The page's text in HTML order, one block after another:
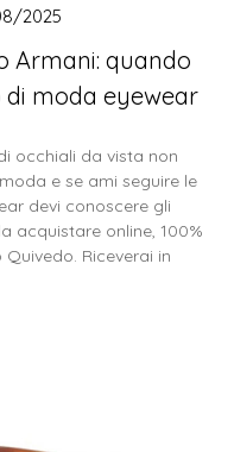
Armani: quando
di moda eyewear
2025
occhiali da vista non
e se ami seguire le
devi conoscere gli
acquistare online, 100%
Riceverai in